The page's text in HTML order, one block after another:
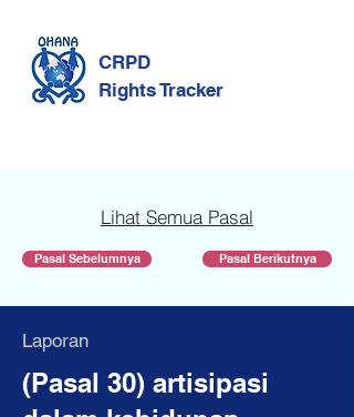
CRPD
Rights Tracker
Lihat Semua Pasal
Pasal Sebelumnya Pasal Berikutnya
Laporan
(Pasal 30) artisipasi